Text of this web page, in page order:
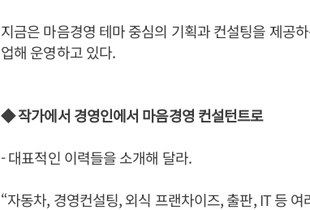
지금은 마음경영 테마 중심의 기획과 컨설팅을 제공
업해 운영하고 있다.
◆ 작가에서 경영인에서 마음경영 컨설턴트로
- 대표적인 이력들을 소개해 달라.
“자동차, 경영컨설팅, 외식 프랜차이즈, 출판, IT 등